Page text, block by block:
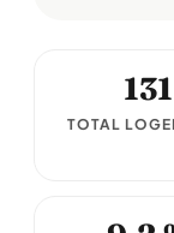
131
TOTAL